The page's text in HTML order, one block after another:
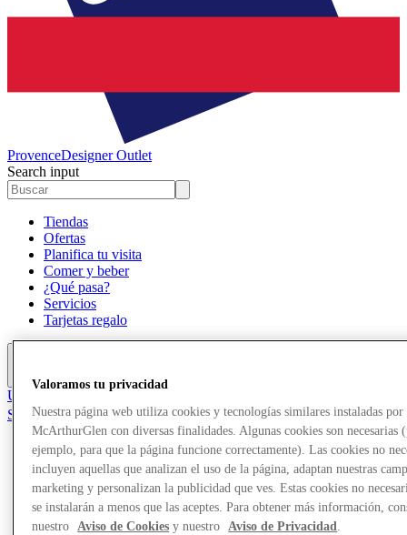
ProvenceDesigner Outlet
Search input
Tiendas
Ofertas
Planifica tu visita
Comer y beber
¿Qué pasa?
Servicios
Tarjetas regalo
Más
Únete al Club
Salvado
es
Tiendas
Ofertas
Planifica tu visita
Comer y beber
¿Qué pasa?
Valoramos tu privacidad
Nuestra página web utiliza cookies y tecnologías similares instaladas por
McArthurGlen con diversas finalidades. Algunas cookies son necesarias
ejemplo, para que la página funcione correctamente). Las cookies no
incluyen aquellas que analizan el uso de la página, adaptan nuestras
marketing y personalizan la publicidad que ves. Estas cookies no
se instalarán a menos que las aceptes. Para obtener más información,
nuestro
Aviso de Cookies y nuestro Aviso de Privacidad